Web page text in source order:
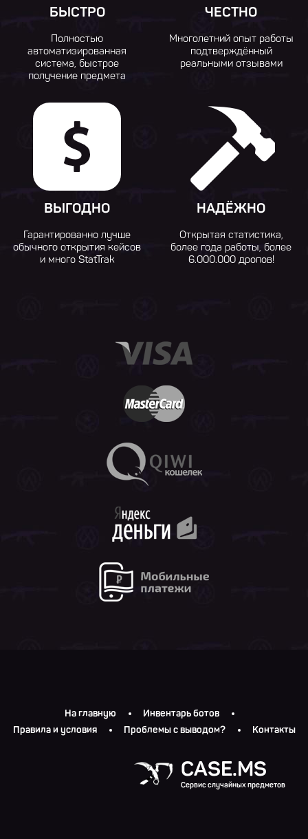
БЫСТРО
Полностью
автоматизированная
система, быстрое
получение предмета
ЧЕСТНО
Многолетний опыт работы
подтверждённый
реальными отзывами
ВЫГОДНО
Гарантированно лучше
обычного открытия кейсов
и много StatTrak
НАДЁЖНО
Открытая статистика,
более года работы, более
6.000.000 дропов!
На главную
Инвентарь ботов
Правила и условия
Проблемы с выводом? Контакты
CASE.MS
Сервис случайных предметов